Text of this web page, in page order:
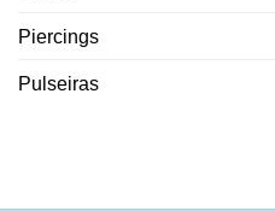
Piercings
Pulseiras